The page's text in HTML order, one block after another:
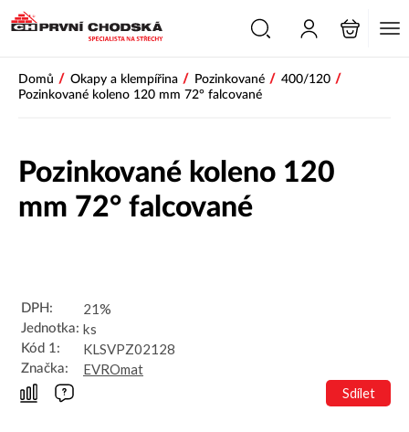
Domů / Okapy a klempířina / Pozinkované / 400/120 /
Pozinkované koleno 120 mm 72° falcované
Pozinkované koleno 120
mm 72° falcované
DPH: 21%
Jednotka: ks
Kód 1: KLSVPZ02128
Značka: EVROmat
Sdílet